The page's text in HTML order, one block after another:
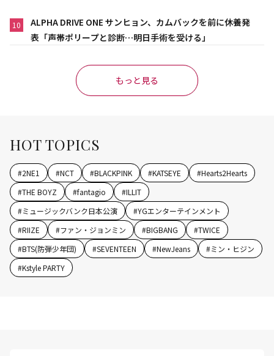
10
ALPHA DRIVE ONE サンヒョン、カムバックを前に休養発
表「声帯ポリープと診断…明日手術を受ける」
もっと見る
HOT TOPICS
#2NE1 #NCT #BLACKPINK #KATSEYE #Hearts2Hearts
#THE BOYZ #fantagio #ILLIT
#ミュージックバンク日本公演 #YGエンターテインメント
#RIIZE #ファン・ジョンミン #BIGBANG #TWICE
#BTS(防弾少年団) #SEVENTEEN #NewJeans #ミン・ヒジン
#Kstyle PARTY